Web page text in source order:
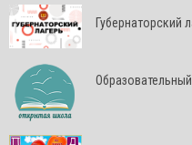
Губернаторский